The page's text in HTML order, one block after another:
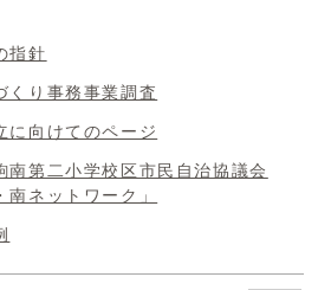
指針
くり事務事業調査
に向けてのページ
南第二小学校区市民自治協議会
南ネットワーク」